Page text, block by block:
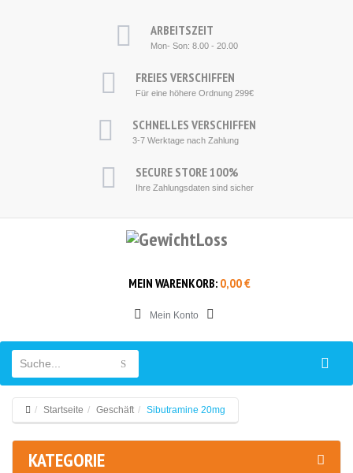
ARBEITSZEIT
Mon- Son: 8.00 - 20.00
FREIES VERSCHIFFEN
Für eine höhere Ordnung299€
SCHNELLES VERSCHIFFEN
3-7 Werktage nach Zahlung
SECURE STORE100%
Ihre Zahlungsdaten sind sicher
MEIN WARENKORB: 0,00 €
Mein Konto
Startseite Geschäft Sibutramine 20mg
KATEGORIE